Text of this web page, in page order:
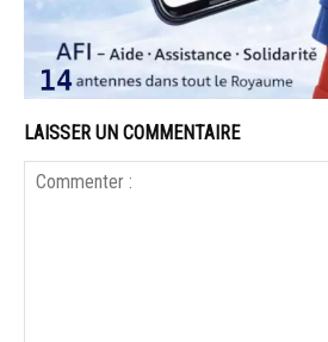
LAISSER UN COMMENTAIRE